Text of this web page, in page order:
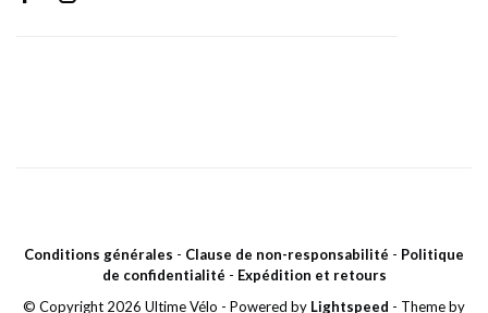
Conditions générales - Clause de non-responsabilité - Politique
de confidentialité - Expédition et retours
© Copyright 2026 Ultime Vélo - Powered by Lightspeed - Theme by